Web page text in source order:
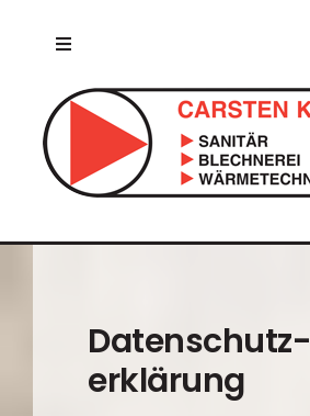
Toggle
Navigation
Willkommen
Über uns
Leistungen
Kontakt
Datenschutz­
erklärung